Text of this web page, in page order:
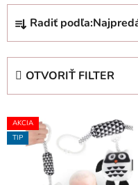
R
d
e
p
Radiť podľa:
OTVORIŤ FILTER
V
ý
AKCIA
TIP